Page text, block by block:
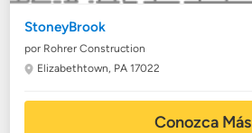
StoneyBrook
por Rohrer Construction
Elizabethtown, PA 17022
Conozca Más